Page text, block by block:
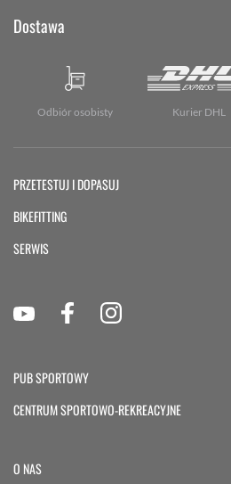
Dostawa
Odbiór osobisty Kurier DHL
PRZETESTUJ I DOPASUJ
BIKEFITTING
SERWIS
PUB SPORTOWY
CENTRUM SPORTOWO-REKREACYJNE
O NAS